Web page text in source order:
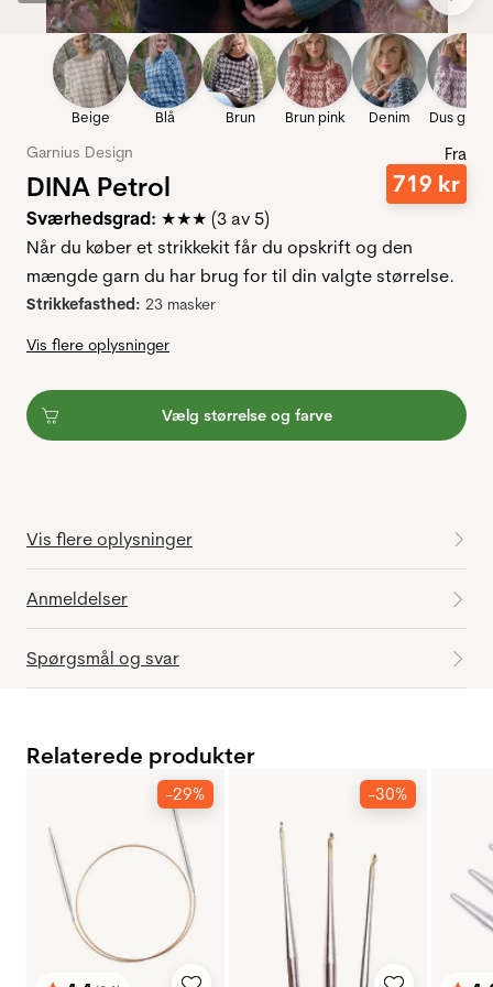
Beige Blå Brun Brun pink Denim Dus
Garnius Design
DINA Petrol
Fra
719 kr
Sværhedsgrad: ★★★ (3 av 5)
Når du køber et strikkekit får du opskrift og den
mængde garn du har brug for til din valgte størrelse.
Strikkefasthed: 23 masker
Vis flere oplysninger
Vælg størrelse og farve
Vis flere oplysninger
Anmeldelser
Spørgsmål og svar
Relaterede produkter
-29% -30%